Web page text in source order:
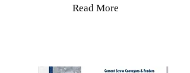
Read More